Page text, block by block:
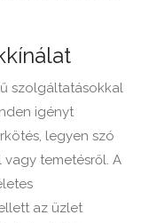
szolgáltatásokkal
igényt
legyen szó
temetésről. A
az üzlet